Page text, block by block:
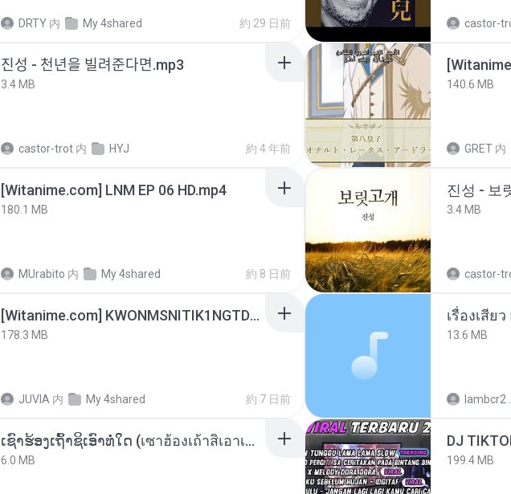
DRTY 内 My 4shared 約 29 日前 castor-
진성 - 천년을 빌려준다면.mp3
3.4 MB
castor-trot 内 HYJ 約 4 年前
140.6 MB
GRET 内
[Witanime.com] LNM EP 06 HD.mp4
180.1 MB
MUrabito 内 My 4shared 約 8 日前
진성 - 보
3.4 MB
castor-
[Witanime.com] KWONMSNITIK1NGTDNN EP 05 HD.mp4
178.3 MB
JUVIA 内 My 4shared 約 7 日前
เรื่องเสีย
13.6 MB
lambcr2 ..
ເຊົາຮ້ອງເຖົ້າຊິເອົາທໍ່ໃດ (เซาฮ้องเถ้าสิเอาเท่าใด) ບຸນເກີດ ຫນູຫ່ວງ ft. ໂສພາ ຈຸນທະລາ
6.0 MB 199.4 MB